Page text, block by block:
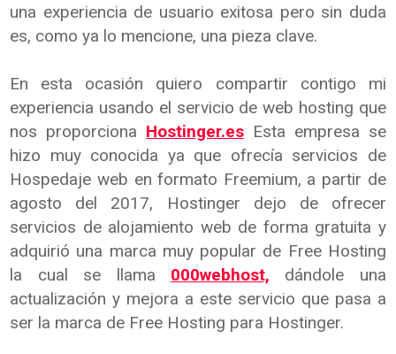
una experiencia de usuario exitosa pero sin duda
es, como ya lo mencione, una pieza clave.
En esta ocasión quiero compartir contigo mi
experiencia usando el servicio de web hosting que
nos proporciona Hostinger.es Esta empresa se
hizo muy conocida ya que ofrecía servicios de
Hospedaje web en formato Freemium, a partir de
agosto del 2017, Hostinger dejo de ofrecer
servicios de alojamiento web de forma gratuita y
adquirió una marca muy popular de Free Hosting
la cual se llama 000webhost, dándole una
actualización y mejora a este servicio que pasa a
ser la marca de Free Hosting para Hostinger.